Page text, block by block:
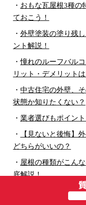
・ おもな瓦屋根3種の
ておこう！
・ 外壁塗装の塗り残
ント解説！
・憧れのルーフバル
リット・デメリットは
・ 中古住宅の外壁、
状態か知りたくない？
・ 業者選びもポイン
・
【見ないと後悔】
どちらがいいの？
・ 屋根の種類がこん
底解説！
一級塗装技能士と